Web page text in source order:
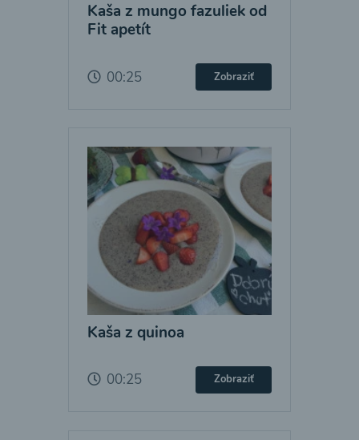
Kaša z mungo fazuliek od
Fit apetít
00:25 Zobraziť
Kaša z quinoa
00:25 Zobraziť